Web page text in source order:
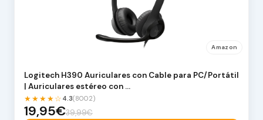
Amazon
Logitech H390 Auriculares con Cable para PC/Portátil
| Auriculares estéreo con …
★★★★☆ 4.3(8002)
19,95€39,99€